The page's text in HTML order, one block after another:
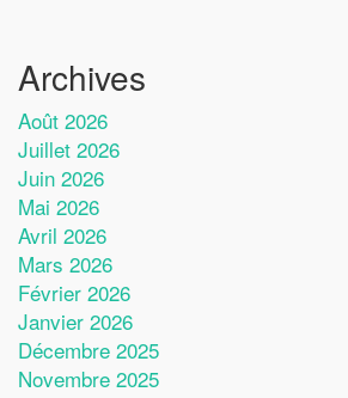
Archives
Août 2026
Juillet 2026
Juin 2026
Mai 2026
Avril 2026
Mars 2026
Février 2026
Janvier 2026
Décembre 2025
Novembre 2025